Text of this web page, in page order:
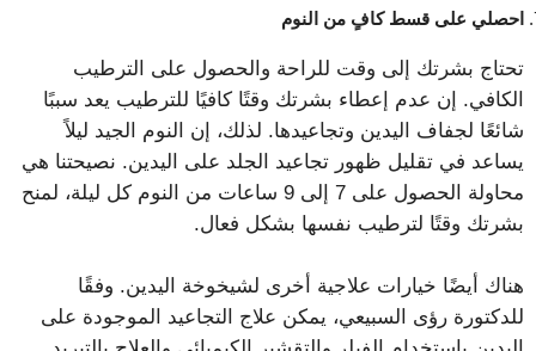
احصلي على قسط كافٍ من النوم
تحتاج بشرتك إلى وقت للراحة والحصول على الترطيب
الكافي. إن عدم إعطاء بشرتك وقتًا كافيًا للترطيب يعد سببًا
شائعًا لجفاف اليدين وتجاعيدها. لذلك، إن النوم الجيد ليلاً
يساعد في تقليل ظهور تجاعيد الجلد على اليدين. نصيحتنا هي
محاولة الحصول على 7 إلى 9 ساعات من النوم كل ليلة، لمنح
بشرتك وقتًا لترطيب نفسها بشكل فعال.
هناك أيضًا خيارات علاجية أخرى لشيخوخة اليدين. وفقًا
للدكتورة رؤى السبيعي، يمكن علاج التجاعيد الموجودة على